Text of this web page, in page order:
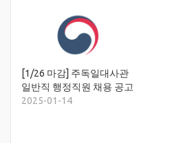
[1/26 마감] 주독일대사관
일반직 행정직원 채용 공고
2025-01-14